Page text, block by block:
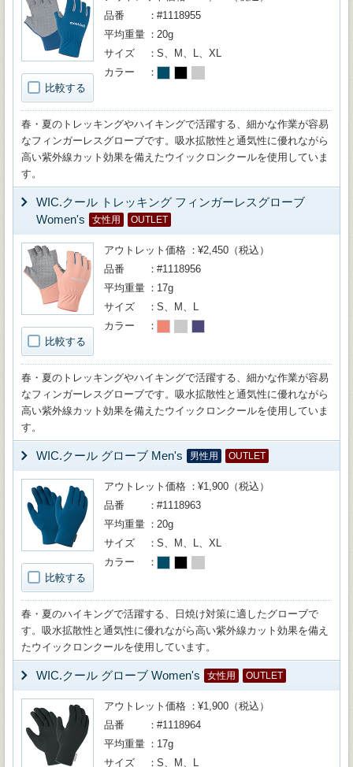
比較する
品番
#1118955
平均重量
20g
サイズ
S、M、L、XL
カラー
春・夏のトレッキングやハイキングで活躍する、細かな作業が容易
なフィンガーレスグローブです。吸水拡散性と通気性に優れながら
高い紫外線カット効果を備えたウイックロンクールを使用していま
す。
WIC.クール トレッキング フィンガーレスグローブ
Women's
女性用 OUTLET
比較する
アウトレット価格
¥2,450（税込）
品番
#1118956
平均重量
17g
サイズ
S、M、L
カラー
春・夏のトレッキングやハイキングで活躍する、細かな作業が容易
なフィンガーレスグローブです。吸水拡散性と通気性に優れながら
高い紫外線カット効果を備えたウイックロンクールを使用していま
す。
WIC.クール グローブ Men's 男性用 OUTLET
比較する
アウトレット価格
¥1,900（税込）
品番
#1118963
平均重量
20g
サイズ
S、M、L、XL
カラー
春・夏のハイキングで活躍する、日焼け対策に適したグローブで
す。吸水拡散性と通気性に優れながら高い紫外線カット効果を備え
たウイックロンクールを使用しています。
WIC.クール グローブ Women's 女性用 OUTLET
アウトレット価格
¥1,900（税込）
品番
#1118964
平均重量
17g
サイズ
S、M、L